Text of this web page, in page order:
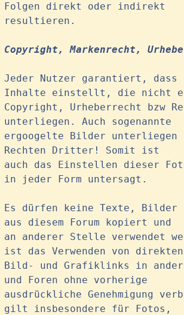
Folgen direkt oder indirekt
resultieren.
Copyright, Markenrecht,
Jeder Nutzer garantiert, dass
Inhalte einstellt, die nicht
Copyright, Urheberrecht bzw
unterliegen. Auch sogenannte
ergoogelte Bilder unterliegen
Rechten Dritter! Somit ist
auch das Einstellen dieser
in jeder Form untersagt.
Es dürfen keine Texte, Bilder
aus diesem Forum kopiert und
an anderer Stelle verwendet
ist das Verwenden von direkten
Bild- und Grafiklinks in
und Foren ohne vorherige
ausdrückliche Genehmigung
gilt insbesondere für Fotos,